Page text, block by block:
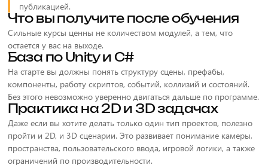
публикацией.
Что вы получите после обучения
Сильные курсы ценны не количеством модулей, а тем, что
остается у вас на выходе.
База по Unity и C#
На старте вы должны понять структуру сцены, префабы,
компоненты, работу скриптов, событий, коллизий и состояний.
Без этого невозможно уверенно двигаться дальше по программе.
Практика на 2D и 3D задачах
Даже если вы хотите делать только один тип проектов, полезно
пройти и 2D, и 3D сценарии. Это развивает понимание камеры,
пространства, пользовательского ввода, игровой логики, а также
ограничений по производительности.